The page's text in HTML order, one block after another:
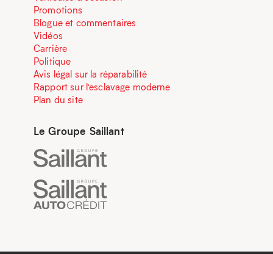
Promotions
Blogue et commentaires
Vidéos
Carrière
Politique
Avis légal sur la réparabilité
Rapport sur l’esclavage moderne
Plan du site
Le Groupe Saillant